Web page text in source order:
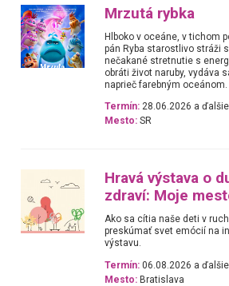
Mrzutá rybka
Hlboko v oceáne, v tichom
pán Ryba starostlivo stráži
nečakané stretnutie s
obráti život naruby, vydáva
naprieč farebným oceánom.
Termín: 28.06.2026 a ďalšie
Mesto: SR
Hravá výstava o
zdraví: Moje
Ako sa cítia naše deti v
preskúmať svet emócií na
výstavu.
Termín: 06.08.2026 a ďalšie
Mesto: Bratislava